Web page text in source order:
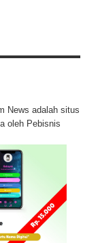
News adalah situs
oleh Pebisnis